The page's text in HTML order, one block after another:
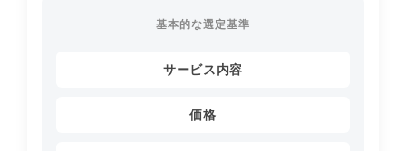
基本的な選定基準
サービス内容
価格